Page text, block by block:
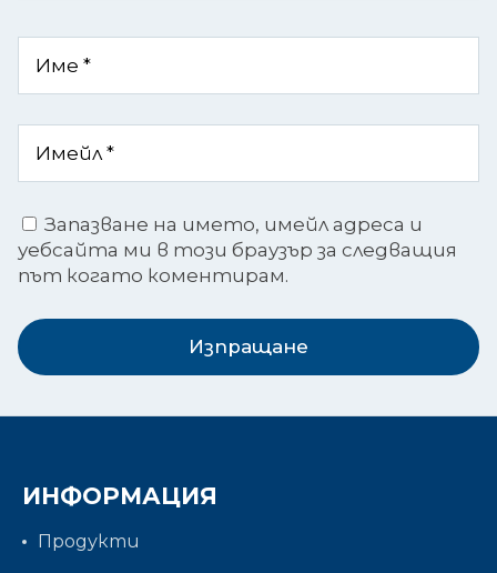
Запазване на името, имейл адреса и
уебсайта ми в този браузър за следващия
път когато коментирам.
Изпращане
ИНФОРМАЦИЯ
Продукти